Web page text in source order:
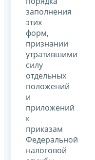
заполнения
этих
форм,
признании
утратившими
силу
отдельных
положений
и
приложений
к
приказам
Федеральной
налоговой